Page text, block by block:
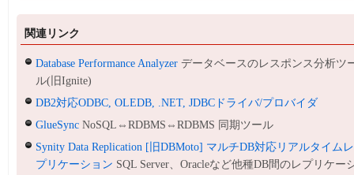
関連リンク
Database Performance Analyzer データベースのレスポンス分析ツ
ル(旧Ignite)
DB2対応ODBC, OLEDB, .NET, JDBCドライバ/プロバイダ
GlueSync NoSQL⇔RDBMS⇔RDBMS 同期ツール
Synity Data Replication [旧DBMoto] マルチDB対応リアルタイムレ
プリケーション SQL Server、Oracleなど他種DB間のレプリケー